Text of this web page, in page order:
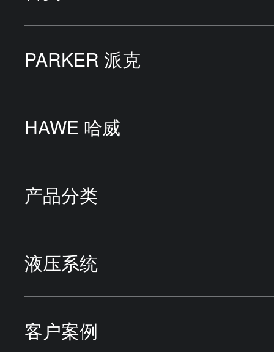
PARKER 派克
液压泵
液压马达
HAWE 哈威
液压泵站
液压泵
产品分类
HYDAC贺德克
TOKYO KEIKI东京计器
液压系统
机床行业
客户案例